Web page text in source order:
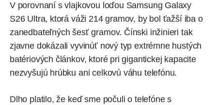
V porovnaní s vlajkovou loďou Samsung Galaxy
S26 Ultra, ktorá váži 214 gramov, by bol ťažší iba o
zanedbateľných šesť gramov. Čínski inžinieri tak
zjavne dokázali vyvinúť nový typ extrémne hustých
batériových článkov, ktoré pri gigantickej kapacite
nezvyšujú hrúbku ani celkovú váhu telefónu.
Dlho platilo, že keď sme počuli o telefóne s